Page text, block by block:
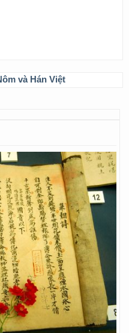
và Hán Việt